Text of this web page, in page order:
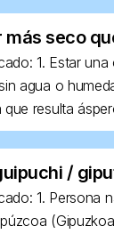
más seco
1. Estar
agua o
que resulta
/
1. Persona